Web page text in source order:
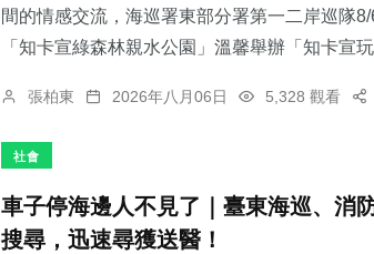
間的情感交流，海巡署東部分署第一二岸巡隊
「知卡宣綠森林親水公園」溫馨舉辦「知卡宣
張柏東 2026年八月06日 5,328 觀看
社會
車子停海邊人不見了｜臺東海巡、消
搜尋，迅速尋獲送醫！